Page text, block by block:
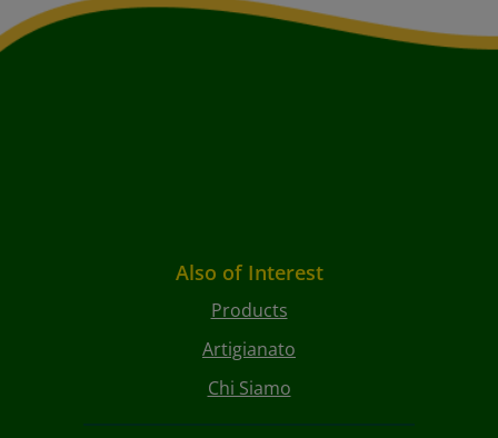
Also of Interest
Products
Artigianato
Chi Siamo